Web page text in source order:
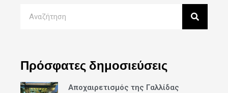
Πρόσφατες δημοσιεύσεις
Αποχαιρετισμός της Γαλλίδας